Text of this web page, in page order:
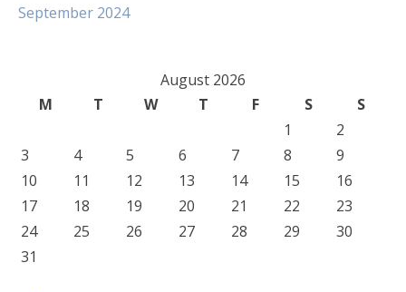
September 2024
August 2026
M
T W T F S
S
1
2
3
4 5 6 7 8
9
10
11 12 13 14 15
16
17
18 19 20 21 22
23
24
25 26 27 28 29
30
31